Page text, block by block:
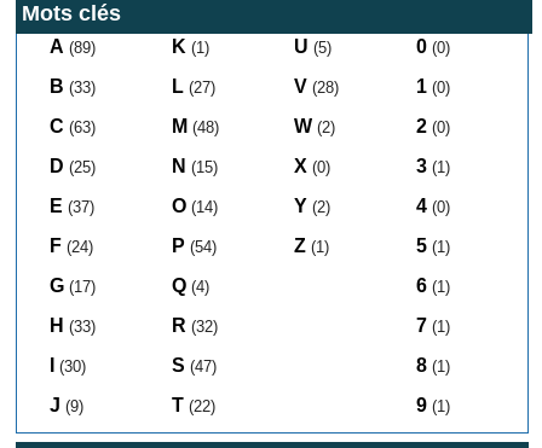
Mots clés
A (89)
B (33)
C (63)
D (25)
E (37)
F (24)
G (17)
H (33)
(30)
J (9)
K (1)
L (27)
M (48)
N (15)
O (14)
P (54)
Q (4)
R (32)
S (47)
T (22)
U (5)
V (28)
W (2)
X (0)
Y (2)
Z (1)
0 (0)
1 (0)
2 (0)
3 (1)
4 (0)
5 (1)
6 (1)
7 (1)
8 (1)
9 (1)